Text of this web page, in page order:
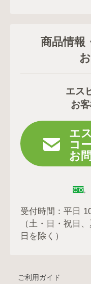
商品情報
エス
お
エ
コ
お
受付時間：平日
（土・日・祝日
日を除く）
ご利用ガイド